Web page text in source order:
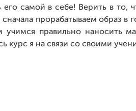
самой в себе! Верить в то,
прорабатываем образ в
правильно наносить
курс я на связи со своими